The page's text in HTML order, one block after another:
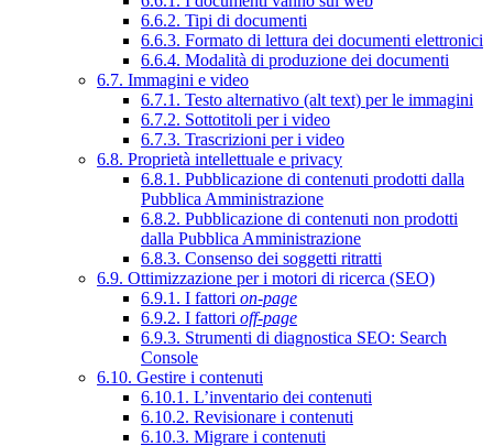
6.6.2. Tipi di documenti
6.6.3. Formato di lettura dei documenti elettronici
6.6.4. Modalità di produzione dei documenti
6.7. Immagini e video
6.7.1. Testo alternativo (alt text) per le immagini
6.7.2. Sottotitoli per i video
6.7.3. Trascrizioni per i video
6.8. Proprietà intellettuale e privacy
6.8.1. Pubblicazione di contenuti prodotti dalla
Pubblica Amministrazione
6.8.2. Pubblicazione di contenuti non prodotti
dalla Pubblica Amministrazione
6.8.3. Consenso dei soggetti ritratti
6.9. Ottimizzazione per i motori di ricerca (SEO)
6.9.1. I fattori on-page
6.9.2. I fattori off-page
6.9.3. Strumenti di diagnostica SEO: Search
Console
6.10. Gestire i contenuti
6.10.1. L’inventario dei contenuti
6.10.2. Revisionare i contenuti
6.10.3. Migrare i contenuti